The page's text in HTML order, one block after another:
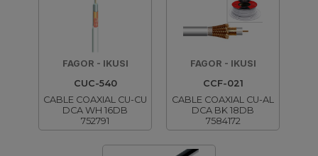
FAGOR - IKUSI
CUC-540
CABLE COAXIAL CU-CU
DCA WH 16DB
752791
FAGOR - IKUSI
CCF-021
CABLE COAXIAL CU-AL
DCA BK 18DB
7584172